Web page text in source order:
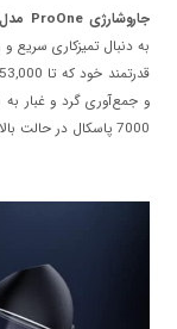
جاروشارژی ProOne مدل
به دنبال تمیزکاری سریع
7000 پاسکال در حالت بالا، تمامی ذرات ریز به‌راحتی از بین می‌روند.